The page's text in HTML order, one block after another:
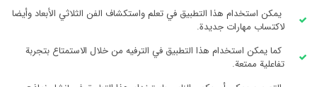
يمكن استخدام هذا التطبيق في تعلم واستكشاف الفن الثلاثي الأبعاد وأيضا
لاكتساب مهارات جديدة.
كما يمكن استخدام هذا التطبيق في الترفيه من خلال الاستمتاع بتجربة
تفاعلية ممتعة.